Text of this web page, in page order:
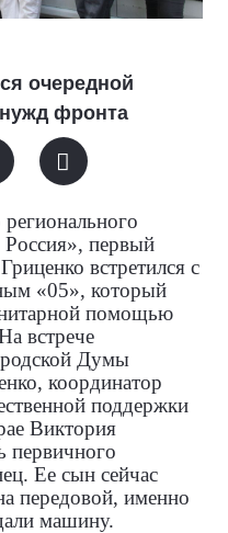
очередной
фронта
Россия», первый
встретился с
«05», который
помощью
встрече
Думы
координатор
поддержки
Виктория
первичного
Ее сын сейчас
передовой, именно
машину.